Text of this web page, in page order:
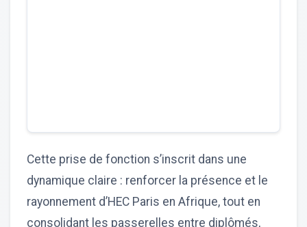
Cette prise de fonction s’inscrit dans une
dynamique claire : renforcer la présence et le
rayonnement d’HEC Paris en Afrique, tout en
consolidant les passerelles entre diplômés,